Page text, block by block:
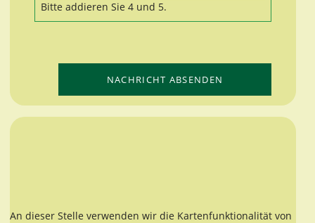
Bitte addieren Sie 4 und 5.
NACHRICHT ABSENDEN
An dieser Stelle verwenden wir die Kartenfunktionalität von